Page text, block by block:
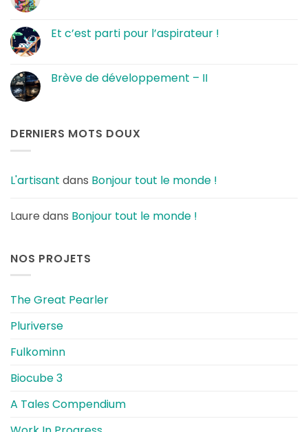
…Le
ménage
Et c’est parti pour l’aspirateur !
Et
c’est
Brève de développement – II
développement
DERNIERS MOTS DOUX
L'artisant dans Bonjour tout le monde !
Laure dans Bonjour tout le monde !
NOS PROJETS
The Great Pearler
Pluriverse
Fulkominn
Biocube 3
A Tales Compendium